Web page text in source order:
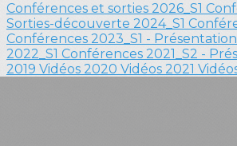
Conférences et sorties 2026_S1
Sorties-découverte 2024_S1
Conférences 2023_S1 -
2022_S1 Conférences 2021_S2 -
2019 Vidéos 2020 Vidéos 2021